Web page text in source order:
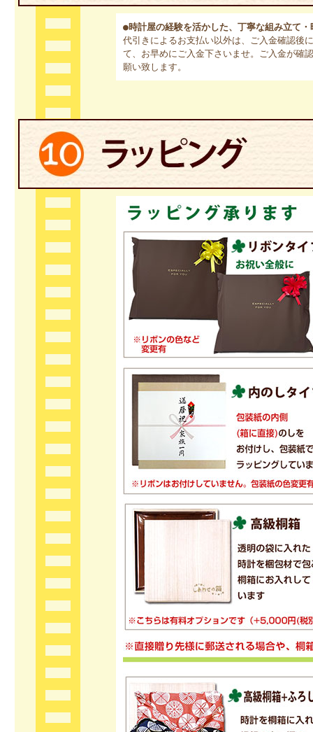
●時計屋の経験を活かした、丁寧な組み立て
代引きによるお支払い以外は、ご入金確認後
て、お早めにご入金下さいませ。ご入金が確
願い致します。